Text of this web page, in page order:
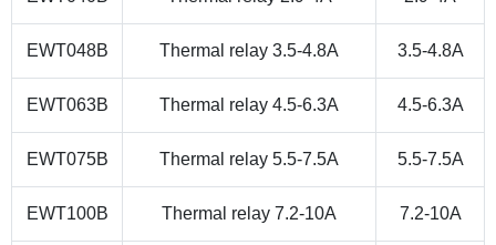
EWT048B Thermal relay 3.5-4.8A 3.5-4.8A
EWT063B Thermal relay 4.5-6.3A 4.5-6.3A
EWT075B Thermal relay 5.5-7.5A 5.5-7.5A
EWT100B Thermal relay 7.2-10A 7.2-10A